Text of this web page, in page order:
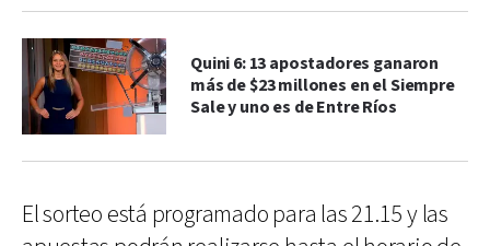
Quini 6: 13 apostadores ganaron
más de $23 millones en el Siempre
Sale y uno es de Entre Ríos
El sorteo está programado para las 21.15 y las